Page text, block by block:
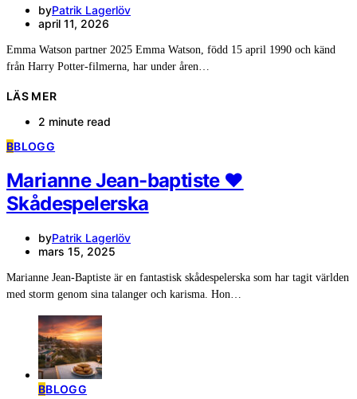
byPatrik Lagerlöv
april 11, 2026
Emma Watson partner 2025 Emma Watson, född 15 april 1990 och känd
från Harry Potter-filmerna, har under åren…
LÄS MER
2 minute read
BBLOGG
Marianne Jean-baptiste ❤️
Skådespelerska
byPatrik Lagerlöv
mars 15, 2025
Marianne Jean-Baptiste är en fantastisk skådespelerska som har tagit världen
med storm genom sina talanger och karisma. Hon…
BBLOGG